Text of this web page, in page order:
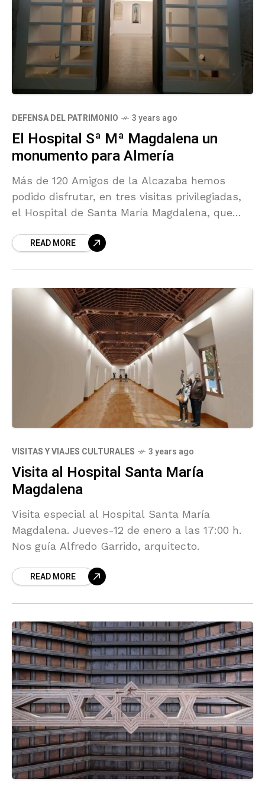
DEFENSA DEL PATRIMONIO 3 years ago
El Hospital Sª Mª Magdalena un
monumento para Almería
Más de 120 Amigos de la Alcazaba hemos
podido disfrutar, en tres visitas privilegiadas,
el Hospital de Santa María Magdalena, que
que muy pronto se convertirá en el Museo del
READ MORE
VISITAS Y VIAJES CULTURALES 3 years ago
Visita al Hospital Santa María
Magdalena
Visita especial al Hospital Santa María
Magdalena. Jueves-12 de enero a las 17:00 h.
Nos guía Alfredo Garrido, arquitecto.
READ MORE